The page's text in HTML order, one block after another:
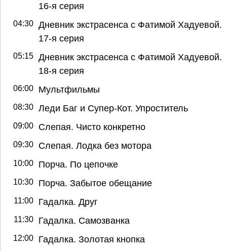
16-я серия
04:30 Дневник экстрасенса с Фатимой Хадуевой.
17-я серия
05:15 Дневник экстрасенса с Фатимой Хадуевой.
18-я серия
06:00 Мультфильмы
08:30 Леди Баг и Супер-Кот. Упроститель
09:00 Слепая. Чисто конкретно
09:30 Слепая. Лодка без мотора
10:00 Порча. По цепочке
10:30 Порча. Забытое обещание
11:00 Гадалка. Друг
11:30 Гадалка. Самозванка
12:00 Гадалка. Золотая кнопка